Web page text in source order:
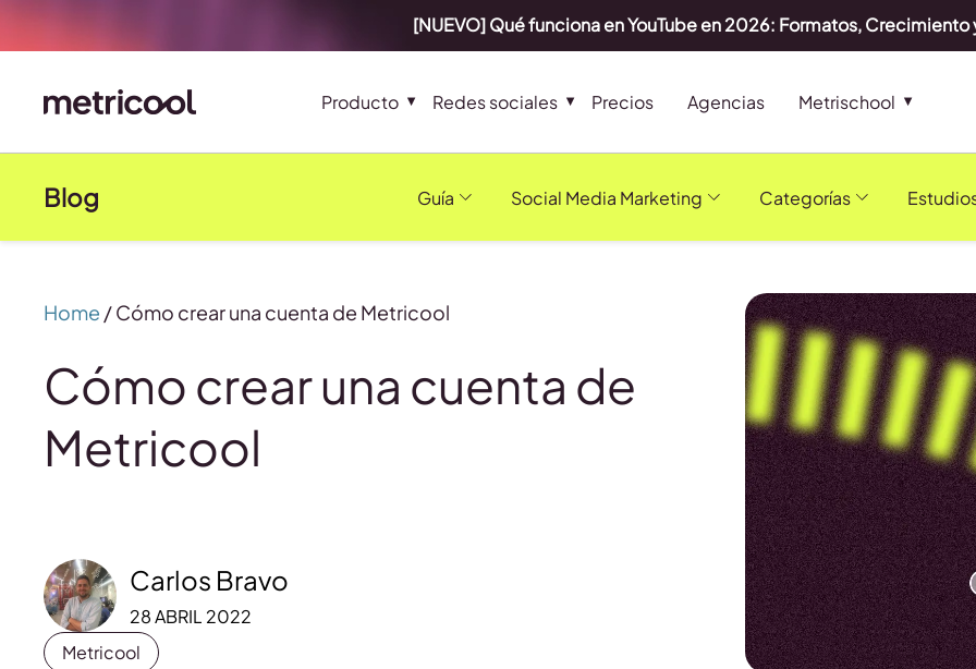
[NUEVO] Qué funciona en YouTube en 2026: Formatos, Crecimiento
Producto Redes sociales Precios Agencias Metrischool
Blog Guía Social Media Marketing Categorías
Home /Cómo crear una cuenta de Metricool
Cómo crear una cuenta de
Metricool
Carlos Bravo
28 ABRIL 2022
Metricool